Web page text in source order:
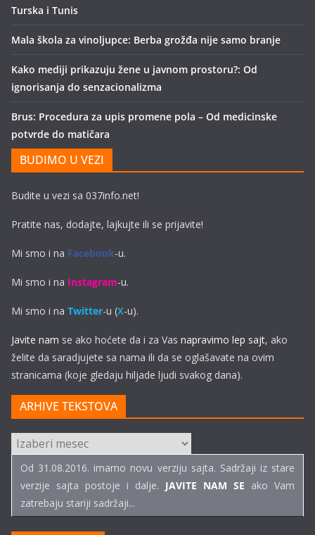
Turska i Tunis
Mala škola za vinoljupce: Berba grožđa nije samo branje
Kako mediji prikazuju žene u javnom prostoru?: Od
ignorisanja do senzacionalizma
Brus: Procedura za upis promene pola – Od medicinske
potvrde do matičara
BUDIMO U VEZI
Budite u vezi sa 037info.net!
Pratite nas, dodajte, lajkujte ili se prijavite!
Mi smo i na Facebook-u.
Mi smo i na Instagram-u.
Mi smo i na Twitter-u (X-u).
Javite nam se ako hoćete da i za Vas napravimo lep sajt, ako
želite da saradjujete sa nama ili da se oglašavate na ovim
stranicama (koje gledaju hiljade ljudi svakog dana).
ARHIVE TEKSTOVA
ARHIVE
TEKSTOVA
Od 31.08.2016. imamo novu verziju sajta. Sadržaji iz stare
verzije sajta postoje i dalje. JAVITE NAM SE ako Vam
zatrebaju stariji sadržaji...